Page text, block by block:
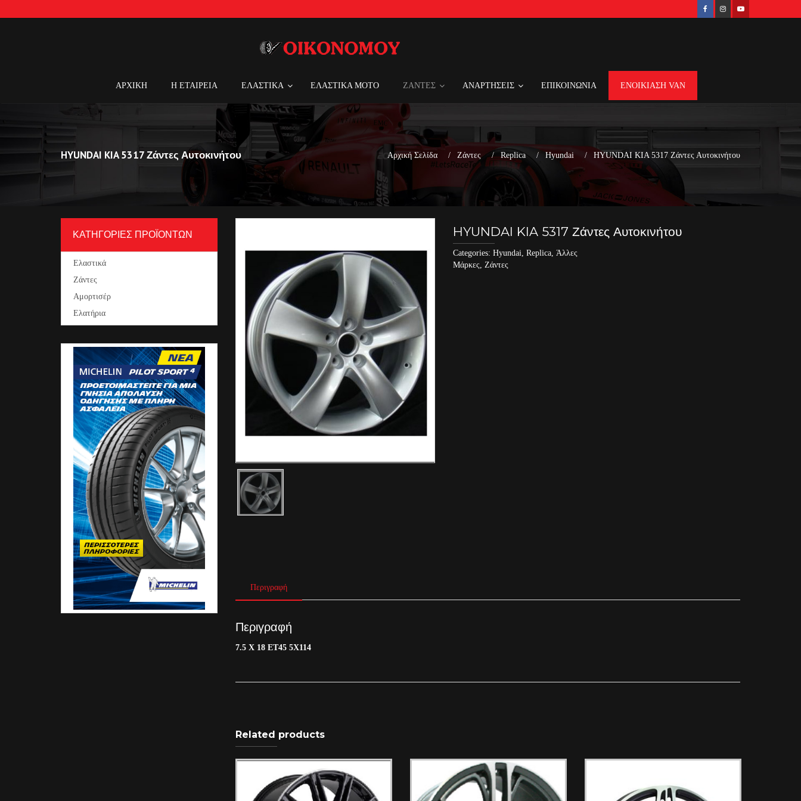
ΑΡΧΙΚΗ Η ΕΤΑΙΡΕΙΑ ΕΛΑΣΤΙΚΑ ΕΛΑΣΤΙΚΑ MOTO ΖΑΝΤΕΣ ΑΝΑΡΤΗΣΕΙΣ ΕΠΙΚΟΙΝΩΝΙΑ ΕΝΟΙΚΙΑΣΗ VAN
HYUNDAI KIA 5317 Ζάντες Αυτοκινήτου Αρχική Σελίδα Ζάντες Replica Hyundai HYUNDAI KIA 5317 Ζάντες Αυτοκινήτου
HYUNDAI KIA 5317 Ζάντες Αυτοκινήτου
Categories:Hyundai,Replica,Άλλες
Μάρκες,Ζάντες
Περιγραφή
Περιγραφή
7.5 X 18 ET45 5X114
Related products
ΚΑΤΗΓΟΡΙΕΣ ΠΡΟΪΟΝΤΩΝ
Ελαστικά
Ζάντες
Αμορτισέρ
Ελατήρια